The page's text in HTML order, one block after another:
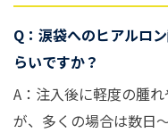
Q：涙袋へのヒアルロ
らいですか？
A：注入後に軽度の腫
が、多くの場合は数日